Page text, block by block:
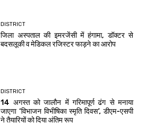
DISTRICT
जिला अस्पताल की इमरजेंसी में हंगामा, डॉक्टर से
बदसलूकी व मेडिकल रजिस्टर फाड़ने का आरोप
DISTRICT
14 अगस्त को जालौन में गरिमापूर्ण ढंग से मनाया
जाएगा ‘विभाजन विभीषिका स्मृति दिवस’, डीएम-एसपी
ने तैयारियों को दिया अंतिम रूप